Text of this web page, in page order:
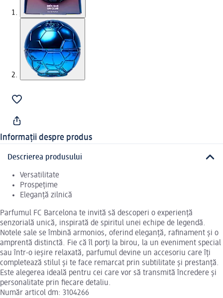
Informații despre produs
Descrierea produsului
Versatilitate
Prospețime
Eleganță zilnică
Parfumul FC Barcelona te invită să descoperi o experiență
senzorială unică, inspirată de spiritul unei echipe de legendă.
Notele sale se îmbină armonios, oferind eleganță, rafinament și o
amprentă distinctă. Fie că îl porți la birou, la un eveniment special
sau într-o ieșire relaxată, parfumul devine un accesoriu care îți
completează stilul și te face remarcat prin subtilitate și prestanță.
Este alegerea ideală pentru cei care vor să transmită încredere și
personalitate prin fiecare detaliu.
Număr articol dm: 3104266